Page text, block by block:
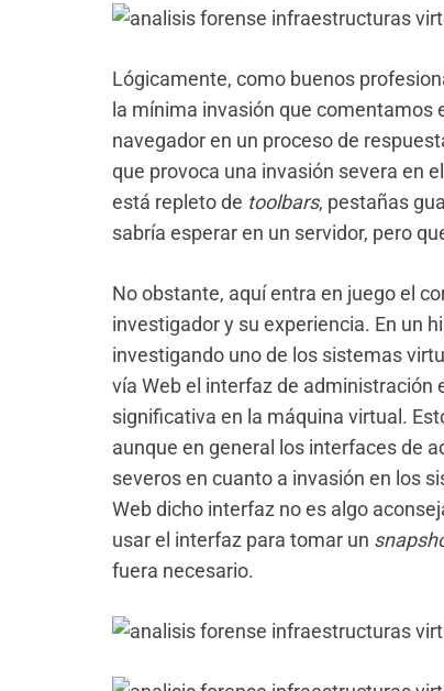
Lógicamente, como buenos
la mínima invasión que comentamos
navegador en un proceso de
que provoca una invasión severa en
está repleto de toolbars, pestañas
sabría esperar en un servidor, pero
No obstante, aquí entra en juego el
investigador y su experiencia. En un
investigando uno de los sistemas
vía Web el interfaz de administración
significativa en la máquina virtual.
aunque en general los interfaces de
severos en cuanto a invasión en los
Web dicho interfaz no es algo
usar el interfaz para tomar un
fuera necesario.